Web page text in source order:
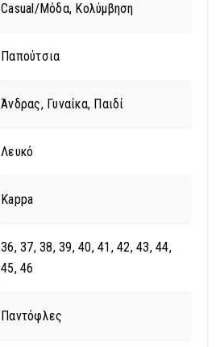
Casual/Μόδα, Κολύμβηση
Παπούτσια
Άνδρας, Γυναίκα, Παιδί
Λευκό
Kappa
36, 37, 38, 39, 40, 41, 42, 43, 44,
45, 46
Παντόφλες